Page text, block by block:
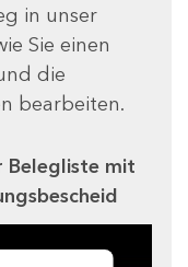
in unser
Sie einen
die
bearbeiten.
Belegliste mit